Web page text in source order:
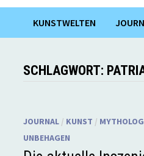
KUNSTWELTEN
SCHLAGWORT:
JOURNAL / KUNST /
UNBEHAGEN